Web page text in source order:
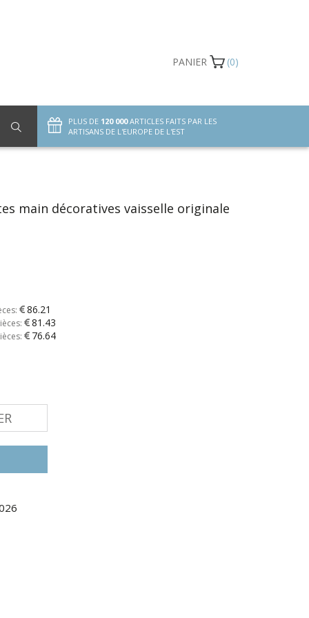
main décoratives vaisselle originale
86.21
81.43
76.64
PANIER (0)
PLUS DE 120 000ARTICLES FAITS PAR LES
ARTISANS DE L'EUROPE DE L'EST